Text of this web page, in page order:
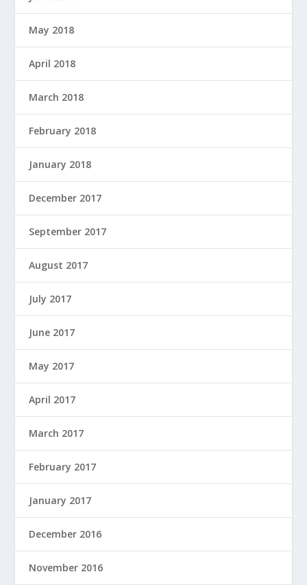
May 2018
April 2018
March 2018
February 2018
January 2018
December 2017
September 2017
August 2017
July 2017
June 2017
May 2017
April 2017
March 2017
February 2017
January 2017
December 2016
November 2016